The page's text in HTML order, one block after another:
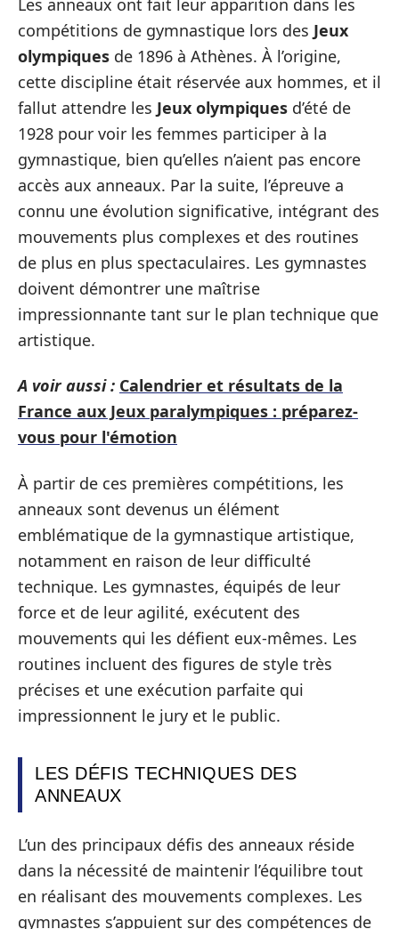
compétitions de gymnastique lors des Jeux
olympiques de 1896 à Athènes. À l’origine,
cette discipline était réservée aux hommes, et il
fallut attendre les Jeux olympiques d’été de
1928 pour voir les femmes participer à la
gymnastique, bien qu’elles n’aient pas encore
accès aux anneaux. Par la suite, l’épreuve a
connu une évolution significative, intégrant des
mouvements plus complexes et des routines
de plus en plus spectaculaires. Les gymnastes
doivent démontrer une maîtrise
impressionnante tant sur le plan technique que
artistique.
A voir aussi : Calendrier et résultats de la
France aux Jeux paralympiques : préparez-
vous pour l'émotion
À partir de ces premières compétitions, les
anneaux sont devenus un élément
emblématique de la gymnastique artistique,
notamment en raison de leur difficulté
technique. Les gymnastes, équipés de leur
force et de leur agilité, exécutent des
mouvements qui les défient eux-mêmes. Les
routines incluent des figures de style très
précises et une exécution parfaite qui
impressionnent le jury et le public.
LES DÉFIS TECHNIQUES DES
ANNEAUX
L’un des principaux défis des anneaux réside
dans la nécessité de maintenir l’équilibre tout
en réalisant des mouvements complexes. Les
gymnastes s’appuient sur des compétences de